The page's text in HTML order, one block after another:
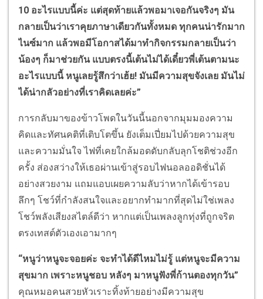
10 อะไรแบบนี้ค่ะ แต่สุดท้ายแล้วพอมาเจอกันจริงๆ มัน
กลายเป็นว่าเราคุยภาษาเดียวกันทั้งหมด ทุกคนน่ารักมาก
ไนซ์มาก แล้วพอมีโอกาสได้มาทำกิจกรรมกลายเป็นว่า
น้องๆ ก็มาช่วยกัน แบบตรงนี้เต้นไม่ได้เดี๋ยวพี่เต้นตามนะ
อะไรแบบนี้ หนูเลยรู้สึกว่าเฮ้ย! มันมีความสุขจังเลย มันไม่
ได้น่ากลัวอย่างที่เราคิดเลยค่ะ”
การกลับมาของข้าวโพดในวันนี้นอกจากมุมมองความ
คิดและทัศนคติที่เติบโตขึ้น ยังเต็มเปี่ยมไปด้วยความสุข
และความมั่นใจ ไฟที่เคยใกล้มอดดับกลับลุกโชติช่วงอีก
ครั้ง ส่องสว่างให้เธอผ่านเข้าสู่รอบไฟนอลออดิชั่นได้
อย่างสวยงาม แถมแอบเผยความลับว่าหากได้เข้ารอบ
ลึกๆ โชว์ที่กำลังสนใจและอยากทำมากที่สุดไม่ใช่เพลง
โชว์พลังเสียงสไตล์ดีว่า หากแต่เป็นเพลงลูกทุ่งที่ถูกจริต
ตรงเทสต์ตัวเองเอามากๆ
“หนูว่าหนูจะจอยค่ะ จะทำได้ดีไหมไม่รู้ แต่หนูจะมีความ
สุขมาก เพราะหนูชอบ หลังๆ มาหนูฟังพี่ก้านตองทุกวัน”
คุณหมอคนสวยหัวเราะทิ้งท้ายอย่างมีความสุข